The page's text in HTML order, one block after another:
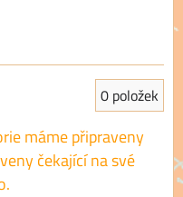
0 položek
máme připraveny
čekající na své